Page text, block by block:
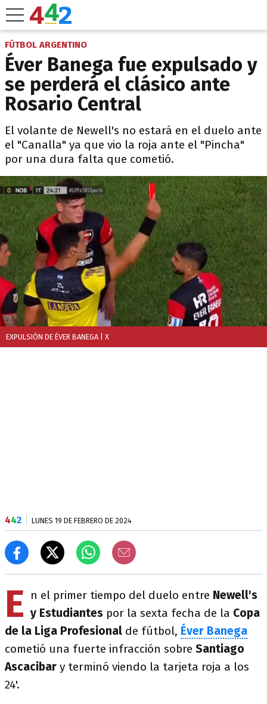
FÚTBOL ARGENTINO
Éver Banega fue expulsado y
se perderá el clásico ante
Rosario Central
El volante de Newell's no estará en el duelo ante
el "Canalla" ya que vio la roja ante el "Pincha"
por una dura falta que cometió.
EXPULSIÓN DE ÉVER BANEGA | X
442 LUNES 19 DE FEBRERO DE 2024
E n el primer tiempo del duelo entre Newell's
y Estudiantes por la sexta fecha de la Copa
de la Liga Profesional de fútbol, Éver Banega
cometió una fuerte infracción sobre Santiago
Ascacibar y terminó viendo la tarjeta roja a los
24'.